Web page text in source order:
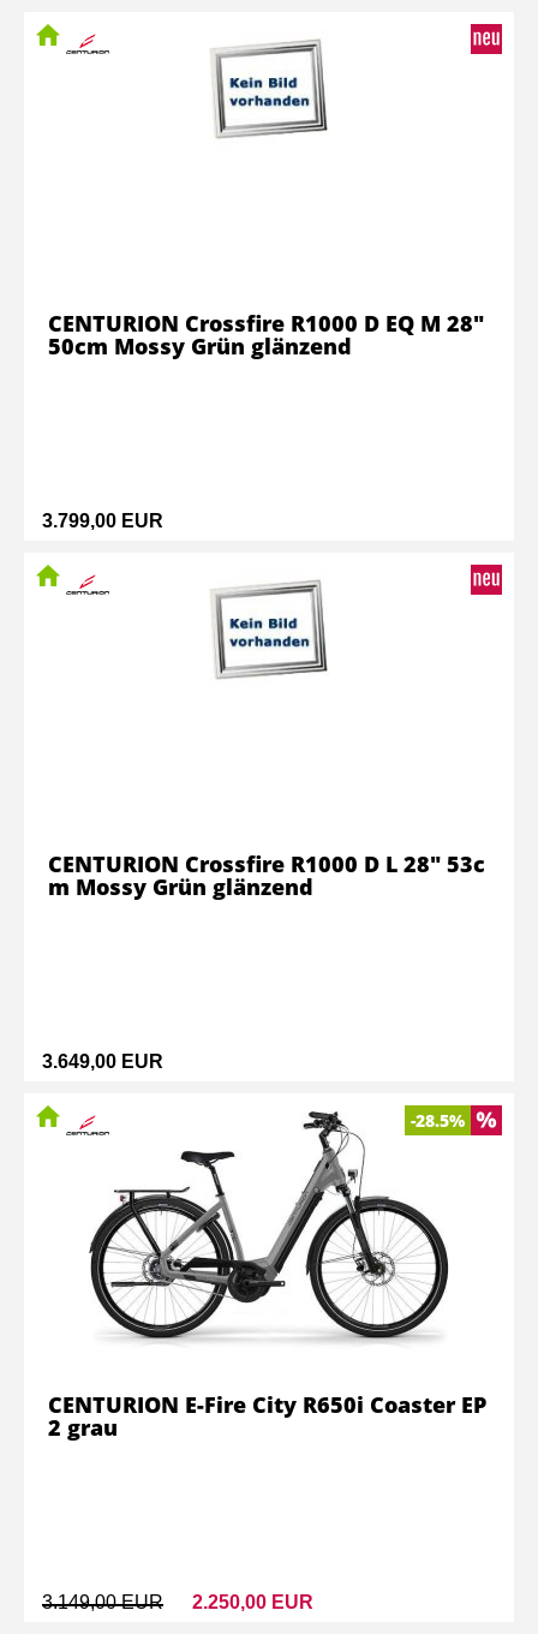
3.799,00 EUR
CENTURION Crossfire R1000 D EQ M 28"
50cm Mossy Grün glänzend
3.649,00 EUR
CENTURION Crossfire R1000 D L 28" 53c
m Mossy Grün glänzend
-28.5%
3.149,00 EUR 2.250,00 EUR
CENTURION E-Fire City R650i Coaster EP
2 grau